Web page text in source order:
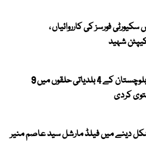
سکیورٹی فورسز کی کارروائیاں ،
الیکشن کمیشن نے بلوچستان کے 4 بلدیاتی حلقوں میں 9
کردی
دینے میں فیلڈ مارشل سید عاصم منیر